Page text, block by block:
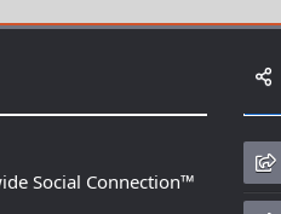
Social Connection™